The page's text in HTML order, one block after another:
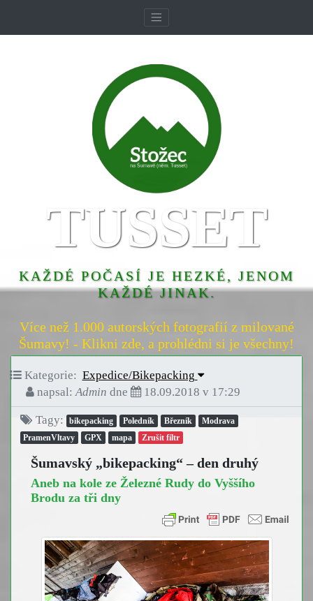
TUSSET
KAŽDÉ POČASÍ JE HEZKÉ, JENOM
KAŽDÉ JINAK.
Více než 1.000 autorských fotografií z milované
Šumavy! - Klikni zde, a prohlédni si je všechny!
Kategorie: Expedice/Bikepacking
napsal:Admin dne 18.09.2018 v 17:29
Tagy: bikepacking Poledník Březník
Modrava
PramenVltavy
GPX mapa Zrušit filtr
Šumavský „bikepacking“ – den druhý
Aneb na kole ze Železné Rudy do Vyššího
Brodu za tři dny